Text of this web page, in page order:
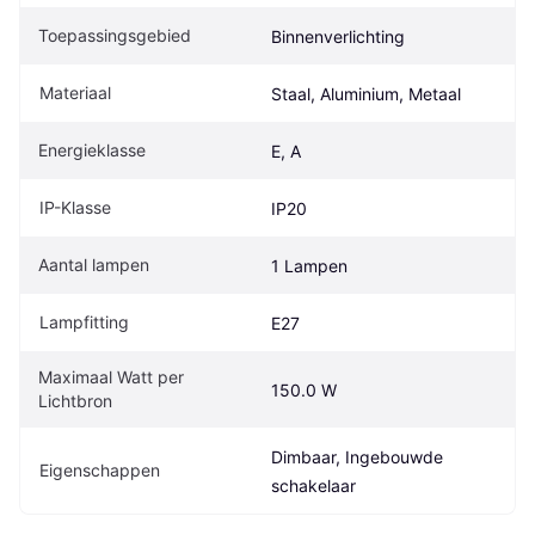
Toepassingsgebied Binnenverlichting
Materiaal Staal, Aluminium, Metaal
Energieklasse E, A
IP-Klasse IP20
Aantal lampen 1 Lampen
Lampfitting E27
Maximaal Watt per
Lichtbron
150.0 W
Eigenschappen
Dimbaar, Ingebouwde
schakelaar